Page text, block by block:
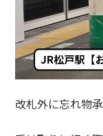
改札外に忘れ物